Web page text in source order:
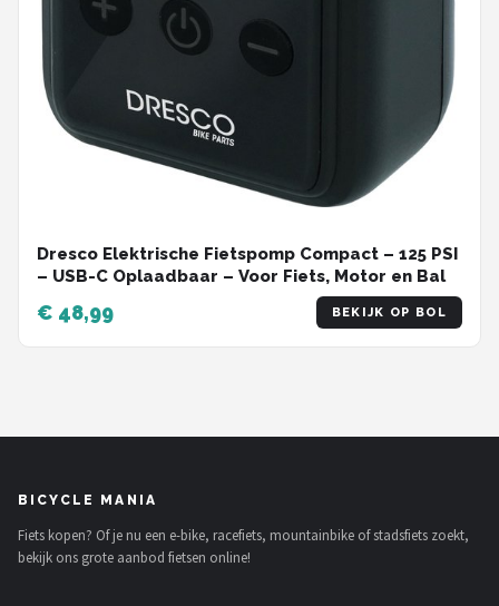
Dresco Elektrische Fietspomp Compact – 125 PSI
– USB-C Oplaadbaar – Voor Fiets, Motor en Bal
€ 48,99 BEKIJK OP BOL
BICYCLE MANIA
Fiets kopen? Of je nu een e-bike, racefiets, mountainbike of stadsfiets zoekt,
bekijk ons grote aanbod fietsen online!